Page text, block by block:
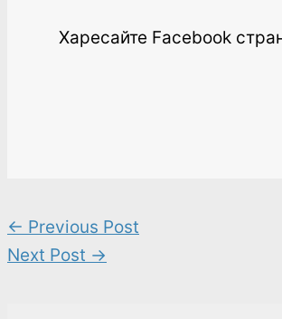
Харесайте Facebook
← Previous Post
Next Post →